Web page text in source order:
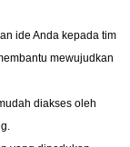
ide Anda kepada tim
mewujudkan
diakses oleh